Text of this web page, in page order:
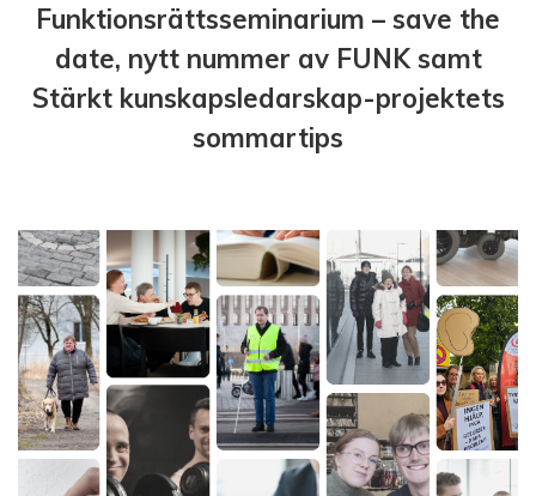
Funktionsrättsseminarium – save the
date, nytt nummer av FUNK samt
Stärkt kunskapsledarskap-projektets
sommartips